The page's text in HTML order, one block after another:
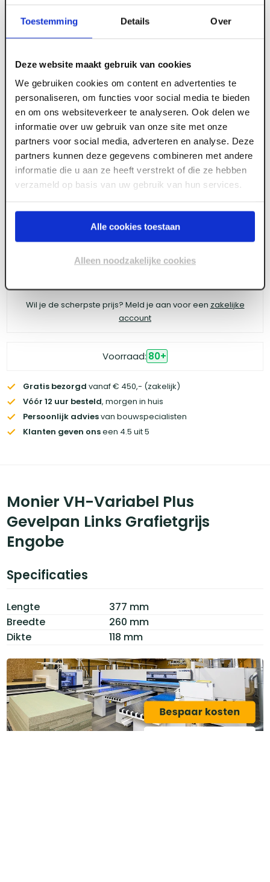
Toestemming Details Over
Deze website maakt gebruik van cookies
We gebruiken cookies om content en advertenties te
personaliseren, om functies voor social media te bieden
en om ons websiteverkeer te analyseren. Ook delen we
informatie over uw gebruik van onze site met onze
partners voor social media, adverteren en analyse. Deze
partners kunnen deze gegevens combineren met andere
informatie die u aan ze heeft verstrekt of die ze hebben
verzameld op basis van uw gebruik van hun services.
Alle cookies toestaan
Alleen noodzakelijke cookies
ART006493
Monier VH-Variabel Plus Gevelpan Links
Grafietgrijs Engobe
te krijgen tot de prijzen.
Log in voor prijzen
Wil je de scherpste prijs? Meld je aan voor een zakelijke
account
Voorraad: 80+
Gratis bezorgd vanaf € 450,- (zakelijk)
Vóór 12 uur besteld, morgen in huis
Persoonlijk adviesvan bouwspecialisten
Klanten geven onseen 4.5 uit 5
Monier VH-Variabel Plus
Gevelpan Links Grafietgrijs
Engobe
Specificaties
Lengte
377 mm
Breedte
260 mm
Dikte
118 mm